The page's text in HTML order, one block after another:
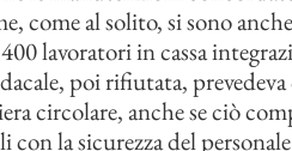
come al solito, si sono
lavoratori in cassa
poi rifiutata,
circolare, anche se ciò
la sicurezza del